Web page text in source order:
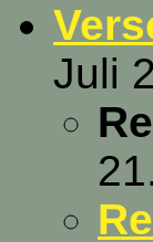
Juli